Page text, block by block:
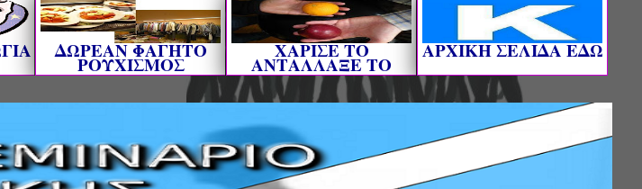
ΔΩΡΕΑΝ ΦΑΓΗΤΟ
ΡΟΥΧΙΣΜΟΣ
ΧΑΡΙΣΕ ΤΟ
ΑΝΤΑΛΛΑΞΕ ΤΟ
AΡΧΙΚΗ ΣΕΛΙΔΑ ΕΔΩ